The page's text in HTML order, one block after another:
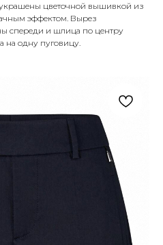
цветочной вышивкой из
эффектом. Вырез
спереди и шлица по центру
на одну пуговицу.